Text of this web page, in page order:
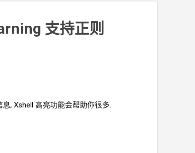
支持正则
, Xshell 高亮功能会帮助你很多.